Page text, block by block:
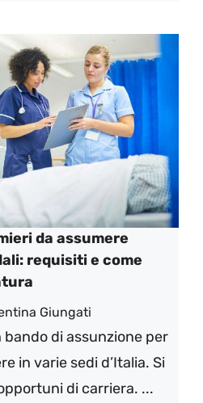
da assumere
requisiti e come
Giungati
bando di assunzione per
in varie sedi d’Italia. Si
di carriera. ...